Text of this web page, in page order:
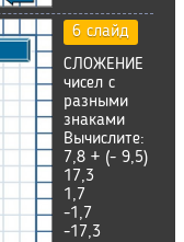
6 слайд
СЛОЖЕНИЕ
чисел с
разными
знаками
Вычислите:
7,8 + (- 9,5)
17,3
1,7
-1,7
-17,3